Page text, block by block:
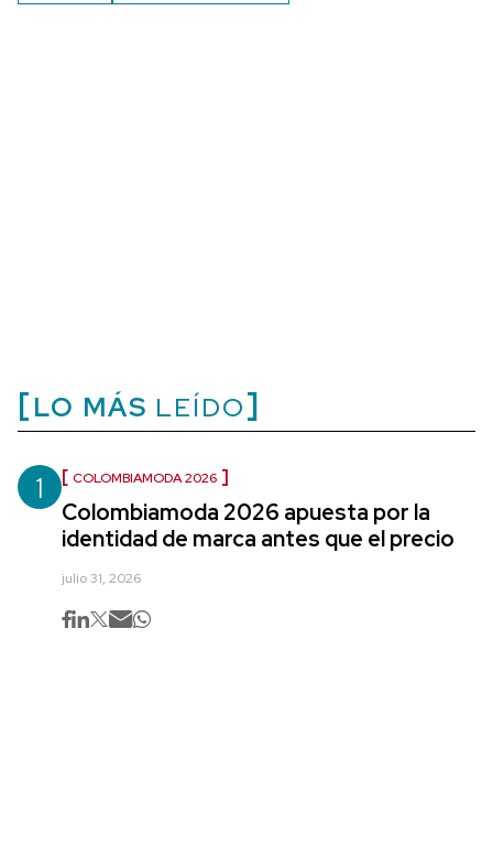
LO MÁS LEÍDO
1 COLOMBIAMODA 2026
Colombiamoda 2026 apuesta por la
identidad de marca antes que el precio
julio 31, 2026